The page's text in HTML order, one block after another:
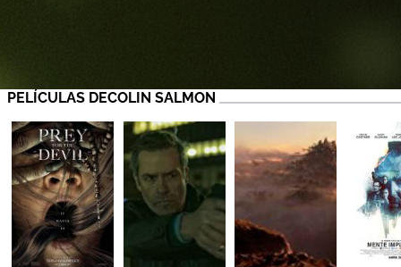
PELÍCULAS DECOLIN SALMON